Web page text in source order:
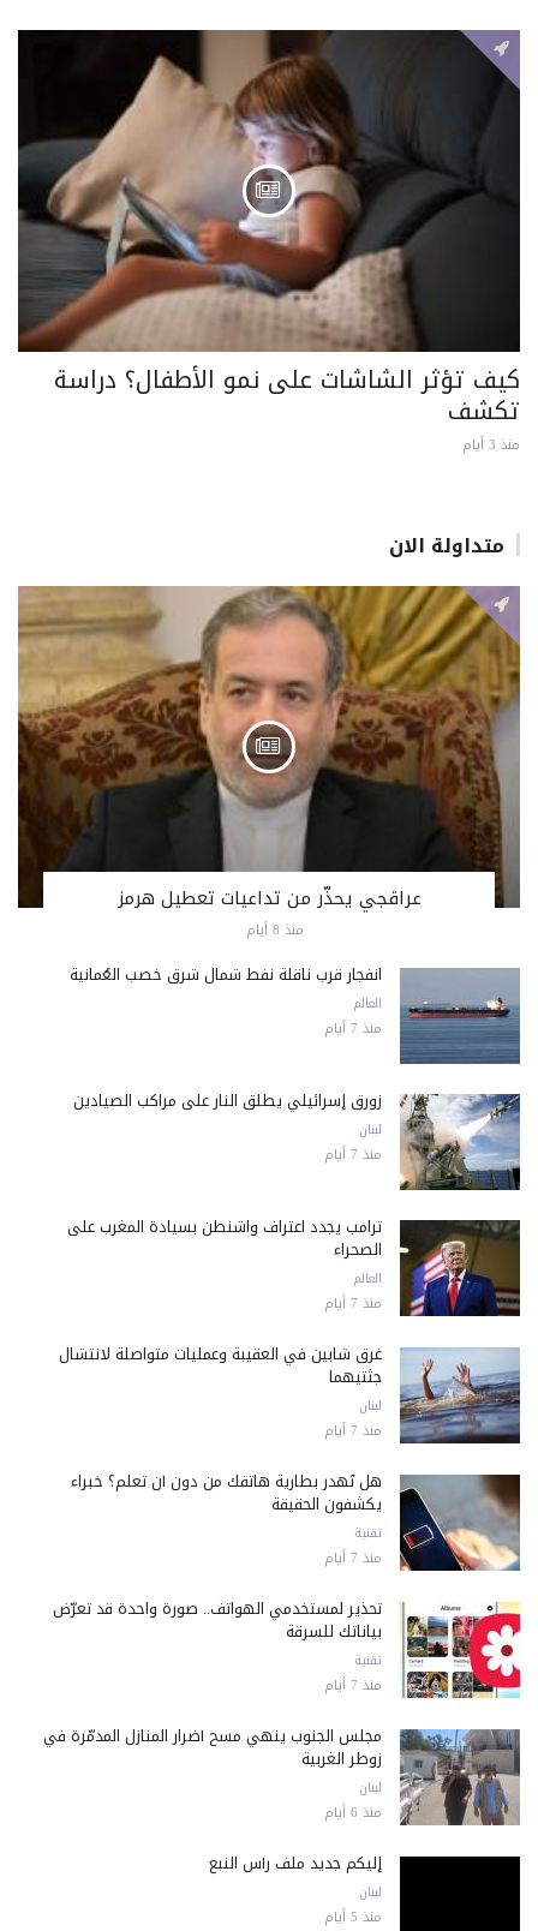
كيف تؤثر الشاشات على نمو الأطفال؟ دراسة
تكشف
منذ 3 أيام
متداولة الان
عراقجي يحذّر من تداعيات تعطيل هرمز
منذ 8 أيام
انفجار قرب ناقلة نفط شمال شرق خصب العُمانية
العالم
منذ 7 أيام
زورق إسرائيلي يطلق النار على مراكب الصيادين
لبنان
منذ 7 أيام
ترامب يجدد اعتراف واشنطن بسيادة المغرب على
الصحراء
العالم
منذ 7 أيام
غرق شابين في العقيبة وعمليات متواصلة لانتشال
جثتيهما
لبنان
منذ 7 أيام
هل تُهدر بطارية هاتفك من دون أن تعلم؟ خبراء
يكشفون الحقيقة
تقنية
منذ 7 أيام
تحذير لمستخدمي الهواتف.. صورة واحدة قد تعرّض
بياناتك للسرقة
تقنية
منذ 7 أيام
مجلس الجنوب ينهي مسح أضرار المنازل المدمّرة في
زوطر الغربية
لبنان
منذ 6 أيام
إليكم جديد ملف رأس النبع
لبنان
منذ 5 أيام